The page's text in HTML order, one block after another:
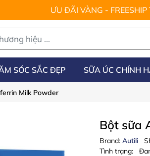
ƯU ĐÃI VÀNG -
SÓC SẮC ĐẸP SỮA ÚC CHÍNH
Milk Powder
Bột sữa
Brand: Autili
Tình trạng: